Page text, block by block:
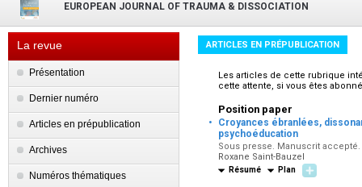
EUROPEAN JOURNAL OF TRAUMA & DISSOCIATION
La revue
Présentation
Dernier numéro
Articles en prépublication
Archives
Numéros thématiques
ARTICLES EN PRÉPUBLICATION
Les articles de cette rubrique
cette attente, si vous êtes
Position paper
·
Croyances ébranlées,
psychoéducation
Sous presse. Manuscrit
Roxane Saint-Bauzel
Résumé Plan